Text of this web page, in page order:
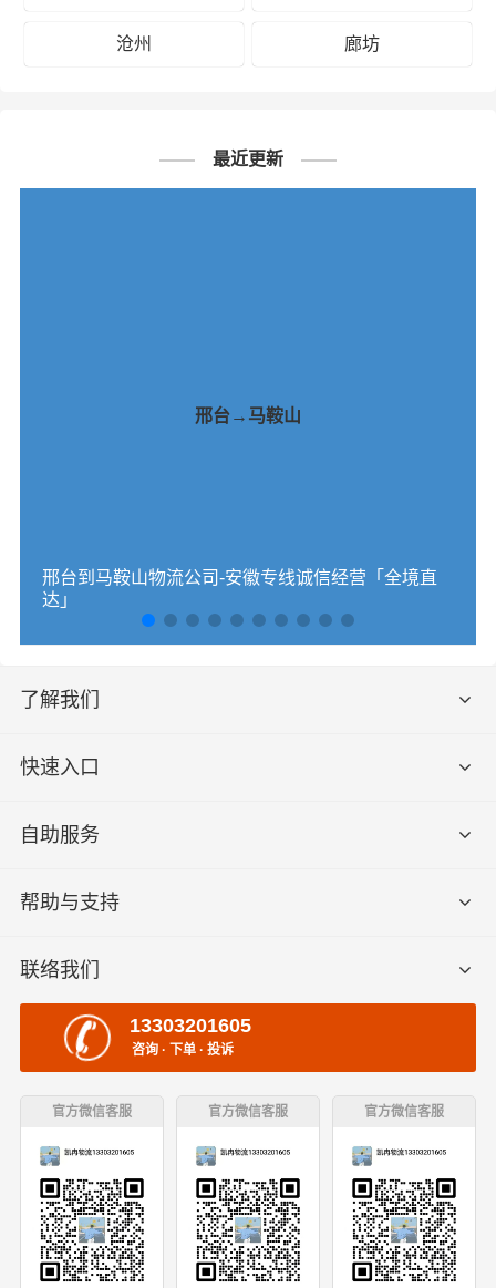
沧州 廊坊
最近更新
邢台→马鞍山
邢台到马鞍山物流公司-安徽专线诚信经营「全境直
达」
了解我们
快速入口
自助服务
帮助与支持
联络我们
13303201605
咨询 · 下单 · 投诉
官方微信客服 官方微信客服 官方微信客服